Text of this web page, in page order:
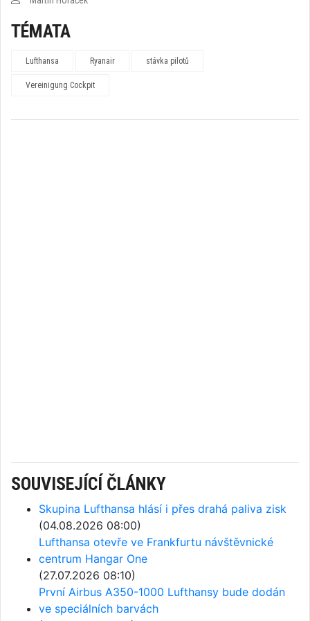
TÉMATA
Lufthansa Ryanair stávka pilotů
Vereinigung Cockpit
SOUVISEJÍCÍ ČLÁNKY
Skupina Lufthansa hlásí i přes drahá paliva zisk
(04.08.2026 08:00)
Lufthansa otevře ve Frankfurtu návštěvnické
centrum Hangar One
(27.07.2026 08:10)
První Airbus A350-1000 Lufthansy bude dodán
ve speciálních barvách